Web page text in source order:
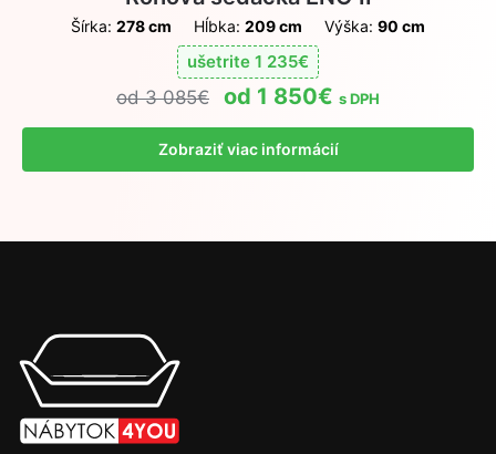
Šírka: 278 cm Hĺbka: 209 cm Výška: 90 cm
ušetrite 1 235€
3 085€ 1 850€ s DPH
Zobraziť viac informácií